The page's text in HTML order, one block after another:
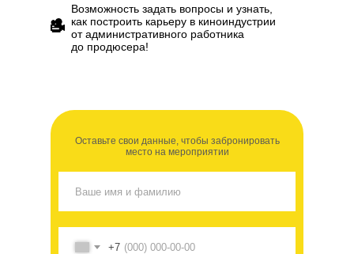
Оставьте свои данные, чтобы забронировать
место на мероприятии
Возможность задать вопросы и узнать,
как построить карьеру в киноиндустрии
от административного работника
до продюсера!
+7